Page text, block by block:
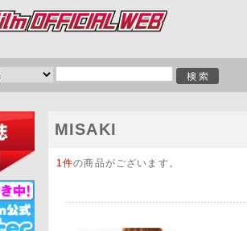
MISAKI
1件の商品がございます。